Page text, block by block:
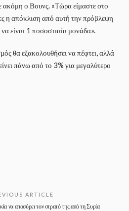
ακόμη ο Βουνς. «Τώρα είμαστε στο
η απόκλιση από αυτή την πρόβλεψη
είναι 1 ποσοστιαία μονάδα».
θα εξακολουθήσει να πέφτει, αλλά
πάνω από το 3% για μεγαλύτερο
ARTICLE
να αποσύρει τον στρατό της από τη Συρία